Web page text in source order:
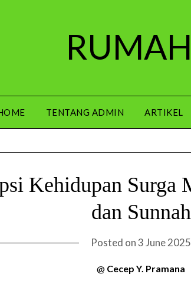
TENTANG ADMIN ARTIKEL
Kehidupan Surga
dan Sunnah
Posted on3 June 2025
@ Cecep Y. Pramana